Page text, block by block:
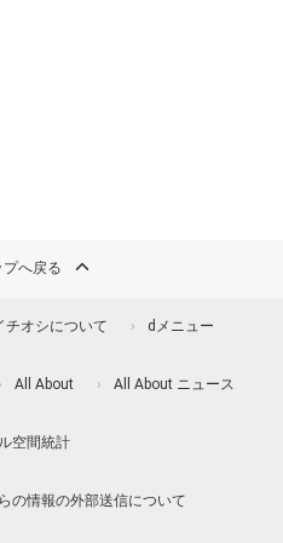
へ戻る
チオシについて dメニュー
All About All About ニュース
空間統計
の情報の外部送信について